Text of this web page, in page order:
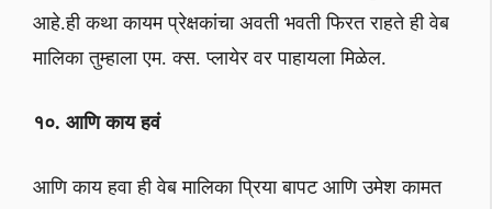
आहे.ही कथा कायम प्रेक्षकांचा अवती भवती फिरत राहते ही वेब
मालिका तुम्हाला एम. क्स. प्लायेर वर पाहायला मिळेल.
१०. आणि काय हवं
आणि काय हवा ही वेब मालिका प्रिया बापट आणि उमेश कामत